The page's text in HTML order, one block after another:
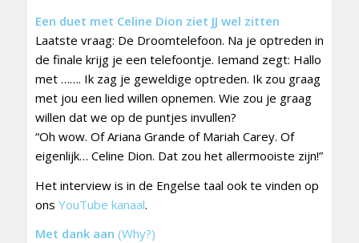
Een duet met Celine Dion ziet JJ wel zitten
Laatste vraag: De Droomtelefoon. Na je optreden in
de finale krijg je een telefoontje. Iemand zegt: Hallo
met ……. Ik zag je geweldige optreden. Ik zou graag
met jou een lied willen opnemen. Wie zou je graag
willen dat we op de puntjes invullen?
“Oh wow. Of Ariana Grande of Mariah Carey. Of
eigenlijk… Celine Dion. Dat zou het allermooiste zijn!”
Het interview is in de Engelse taal ook te vinden op
ons YouTube kanaal.
Met dank aan (Why?)